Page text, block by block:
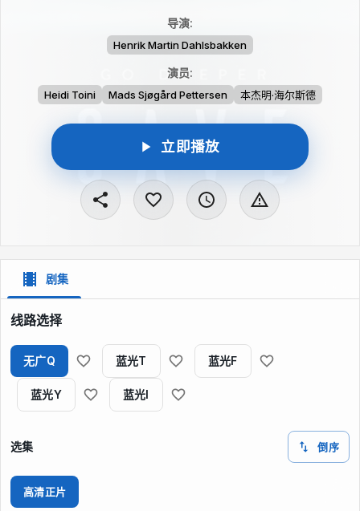
导演:
Henrik Martin Dahlsbakken
演员:
Heidi Toini Mads Sjøgård Pettersen 本杰明·海尔斯德
立即播放
剧集
线路选择
无广Q 蓝光T 蓝光F
蓝光Y 蓝光I
选集 倒序
高清正片